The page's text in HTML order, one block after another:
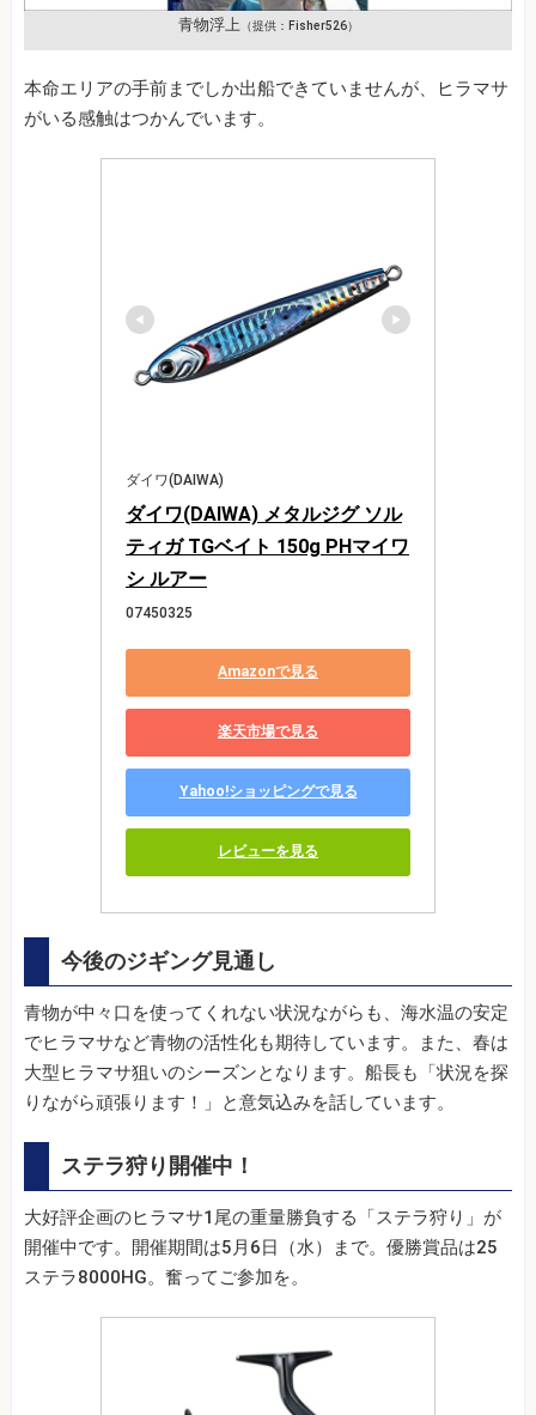
青物浮上 （提供：Fisher526）
本命エリアの手前までしか出船できていませんが、ヒラマサ
がいる感触はつかんでいます。
ダイワ(DAIWA)
ダイワ(DAIWA) メタルジグ ソル
ティガ TGベイト 150g PHマイワ
シ ルアー
07450325
Amazonで見る
楽天市場で見る
Yahoo!ショッピングで見る
レビューを見る
今後のジギング見通し
青物が中々口を使ってくれない状況ながらも、海水温の安定
でヒラマサなど青物の活性化も期待しています。また、春は
大型ヒラマサ狙いのシーズンとなります。船長も「状況を探
りながら頑張ります！」と意気込みを話しています。
ステラ狩り開催中！
大好評企画のヒラマサ1尾の重量勝負する「ステラ狩り」が
開催中です。開催期間は5月6日（水）まで。優勝賞品は25
ステラ8000HG。奮ってご参加を。